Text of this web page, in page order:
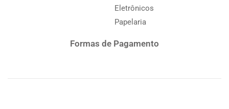
Eletrônicos
Papelaria
Formas de Pagamento